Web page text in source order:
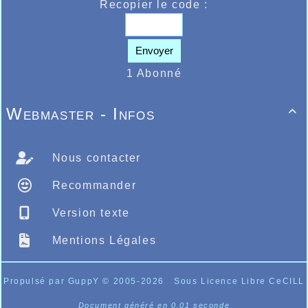
retrouvait le chemin de la compétition après
maladie sur le 3kms, il terminait 11
Recopier le code :
Envoyer
1 Abonné

Webmaster - Infos
Nous contacter
Recommander
Version texte
Mentions Légales
Propulsé par GuppY© 2005-2026 Sous Licence Libre CeCILL
Document généré en 0.01 seconde